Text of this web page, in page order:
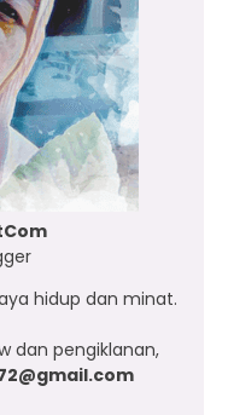
hidup dan minat.
dan pengiklanan,